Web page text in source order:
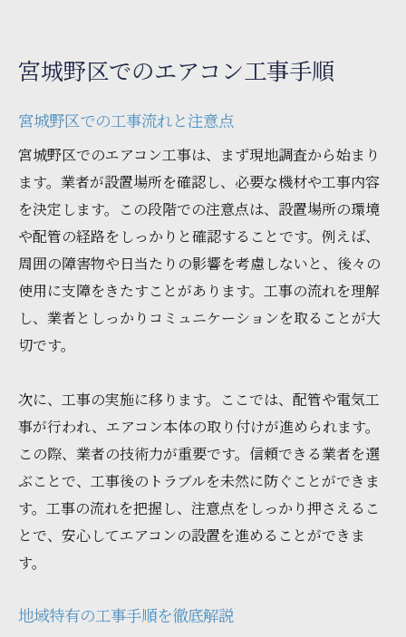
宮城野区でのエアコン工事手順
宮城野区での工事流れと注意点
宮城野区でのエアコン工事は、まず現地調査から始まり
ます。業者が設置場所を確認し、必要な機材や工事内容
を決定します。この段階での注意点は、設置場所の環境
や配管の経路をしっかりと確認することです。例えば、
周囲の障害物や日当たりの影響を考慮しないと、後々の
使用に支障をきたすことがあります。工事の流れを理解
し、業者としっかりコミュニケーションを取ることが大
切です。
次に、工事の実施に移ります。ここでは、配管や電気工
事が行われ、エアコン本体の取り付けが進められます。
この際、業者の技術力が重要です。信頼できる業者を選
ぶことで、工事後のトラブルを未然に防ぐことができま
す。工事の流れを把握し、注意点をしっかり押さえるこ
とで、安心してエアコンの設置を進めることができま
す。
地域特有の工事手順を徹底解説